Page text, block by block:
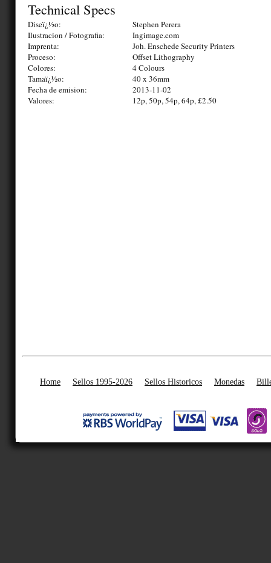
Technical Specs
Diseï¿½o:
Stephen Perera
Ilustracion / Fotografia:
Ingimage.com
Imprenta:
Joh. Enschede Security Printers
Proceso:
Offset Lithography
Colores:
4 Colours
Tamaï¿½o:
40 x 36mm
Fecha de emision:
2013-11-02
Valores:
12p, 50p, 54p, 64p, £2.50
Home Sellos 1995-2026 Sellos Historicos Monedas